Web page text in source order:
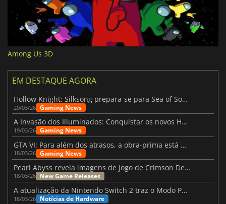
Among Us 3D
EM DESTAQUE AGORA
Hollow Knight: Silksong prepara-se para Sea of Sorrow com um patch
20/03/26 Gaming News
A Invasão dos Illuminados: Conquistar os novos Helldivers 2 Atualização!
19/03/26 Gaming News
GTA VI: Para além dos atrasos, a obra-prima está quase a chegar
18/03/26 Gaming News
Pearl Abyss revela imagens de jogo de Crimson Desert para a PS5
18/03/26 New Game Releases
A atualização da Nintendo Switch 2 traz o Modo Portátil aos jogos mais antigos da Switch
18/03/26 Notícias de Hardware